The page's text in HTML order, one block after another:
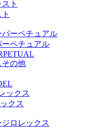
ペチュアル
クス